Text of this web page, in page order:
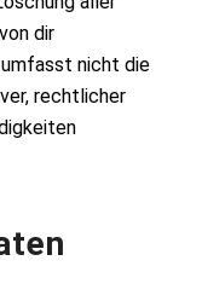
dir
nicht die
rechtlicher